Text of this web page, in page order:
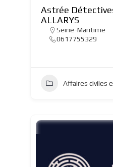
Astrée
ALLARYS
Seine-Maritime
0617755329
Affaires civiles